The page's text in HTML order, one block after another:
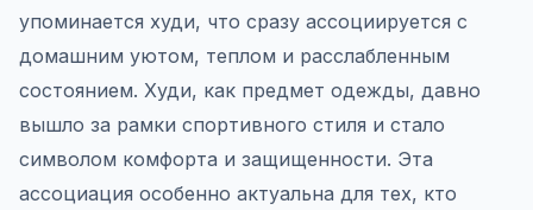
упоминается худи, что сразу ассоциируется с
домашним уютом, теплом и расслабленным
состоянием. Худи, как предмет одежды, давно
вышло за рамки спортивного стиля и стало
символом комфорта и защищенности. Эта
ассоциация особенно актуальна для тех, кто